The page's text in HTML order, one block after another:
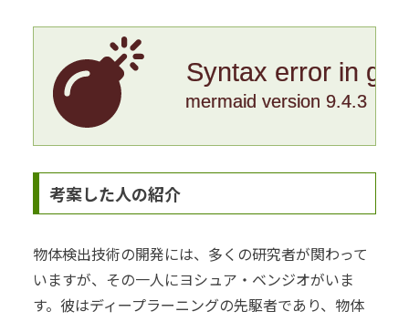
Syntax error in
mermaid version 9.4.3
考案した人の紹介
物体検出技術の開発には、多くの研究者が関わって
いますが、その一人にヨシュア・ベンジオがいま
す。彼はディープラーニングの先駆者であり、物体